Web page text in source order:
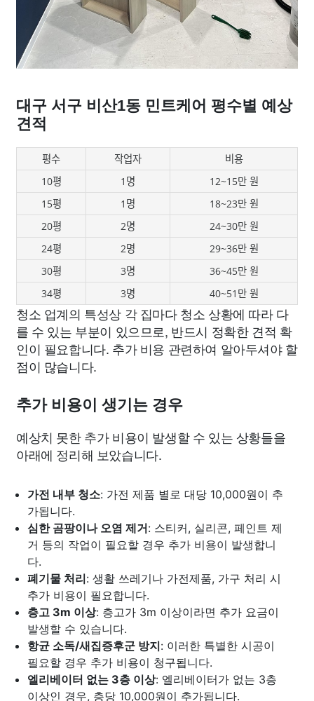
대구 서구 비산1동 민트케어 평수별 예상
견적
평수 작업자
비용
10평
1명
12~15만 원
15평
1명
18~23만 원
20평
2명
24~30만 원
24평
2명
29~36만 원
30평
3명
36~45만 원
34평
3명 40~51만 원
청소 업계의 특성상 각 집마다 청소 상황에 따라 다
를 수 있는 부분이 있으므로, 반드시 정확한 견적 확
인이 필요합니다. 추가 비용 관련하여 알아두셔야 할
점이 많습니다.
추가 비용이 생기는 경우
예상치 못한 추가 비용이 발생할 수 있는 상황들을
아래에 정리해 보았습니다.
가전 내부 청소: 가전 제품 별로 대당 10,000원이 추
가됩니다.
심한 곰팡이나 오염 제거: 스티커, 실리콘, 페인트 제
거 등의 작업이 필요할 경우 추가 비용이 발생합니
다.
폐기물 처리: 생활 쓰레기나 가전제품, 가구 처리 시
추가 비용이 필요합니다.
층고 3m 이상: 층고가 3m 이상이라면 추가 요금이
발생할 수 있습니다.
항균 소독/새집증후군 방지: 이러한 특별한 시공이
필요할 경우 추가 비용이 청구됩니다.
엘리베이터 없는 3층 이상: 엘리베이터가 없는 3층
이상인 경우, 층당 10,000원이 추가됩니다.